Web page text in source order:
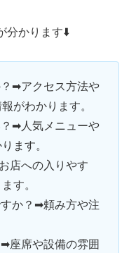
分かります⬇️
➡アクセス方法や
がわかります。
➡人気メニューや
ます。
店への入りやす
す。
か？➡頼み方や注
座席や設備の雰囲